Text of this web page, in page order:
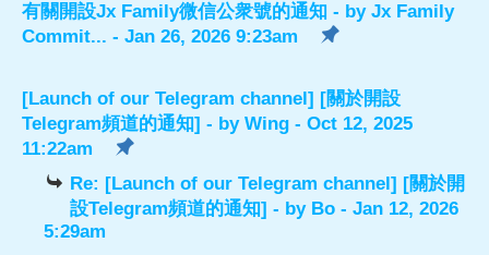
有關開設Jx Family微信公衆號的通知 - by Jx Family
Commit... - Jan 26, 2026 9:23am
[Launch of our Telegram channel] [關於開設
Telegram頻道的通知] - by Wing - Oct 12, 2025
11:22am
Re: [Launch of our Telegram channel] [關於開
設Telegram頻道的通知] - by Bo - Jan 12, 2026
5:29am